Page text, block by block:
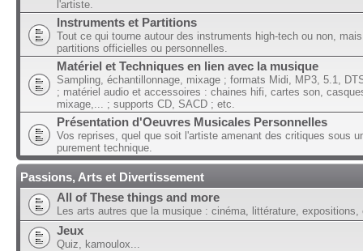
l'artiste.
Instruments et Partitions
Tout ce qui tourne autour des instruments high-tech ou non,
partitions officielles ou personnelles.
Matériel et Techniques en lien avec la musique
Sampling, échantillonnage, mixage ; formats Midi, MP3, 5.1,
; matériel audio et accessoires : chaines hifi, cartes son,
mixage,... ; supports CD, SACD ; etc.
Présentation d'Oeuvres Musicales Personnelles
Vos reprises, quel que soit l'artiste amenant des critiques sous
purement technique.
Passions, Arts et Divertissement
All of These things and more
Les arts autres que la musique : cinéma, littérature, expositions,
Jeux
Quiz, kamoulox...